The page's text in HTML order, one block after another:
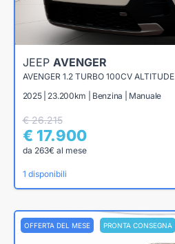
JEEP AVENGER
AVENGER 1.2 TURBO 100CV ALTITUDE
2025 | 23.200km | Benzina | Manuale
€ 26.215
€ 17.900
da 263€ al mese
1 disponibili
OFFERTA DEL MESE PRONTA CONSEGNA